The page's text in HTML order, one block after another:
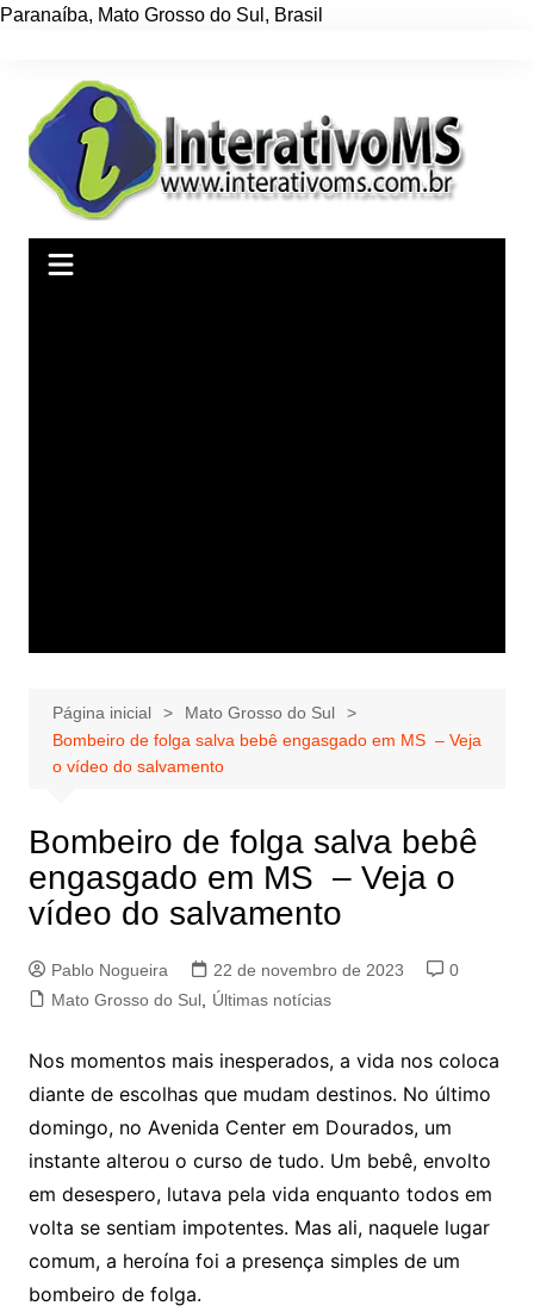
Paranaíba, Mato Grosso do Sul , Brasil
conteúdo
Página inicial
Mato Grosso do Sul
Bombeiro de folga salva bebê engasgado em MS – Veja
o vídeo do salvamento
Bombeiro de folga salva bebê
engasgado em MS – Veja o
vídeo do salvamento
Pablo Nogueira 22 de novembro de 2023
0
Mato Grosso do Sul, Últimas notícias
Nos momentos mais inesperados, a vida nos coloca
diante de escolhas que mudam destinos. No último
domingo, no Avenida Center em Dourados, um
instante alterou o curso de tudo. Um bebê, envolto
em desespero, lutava pela vida enquanto todos em
volta se sentiam impotentes. Mas ali, naquele lugar
comum, a heroína foi a presença simples de um
bombeiro de folga.